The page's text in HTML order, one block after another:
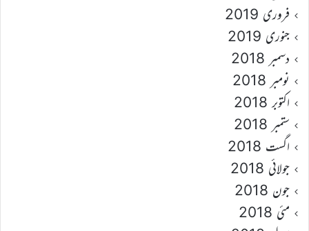
فروری 2019
جنوری 2019
دسمبر 2018
نومبر 2018
اکتوبر 2018
ستمبر 2018
اگست 2018
جولائی 2018
جون 2018
مئی 2018